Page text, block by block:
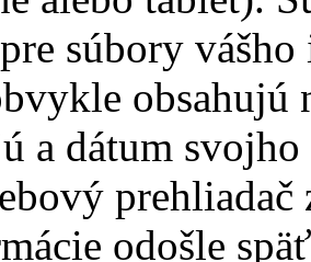
súbory
obsahujú
a dátum
prehliadač
odošle